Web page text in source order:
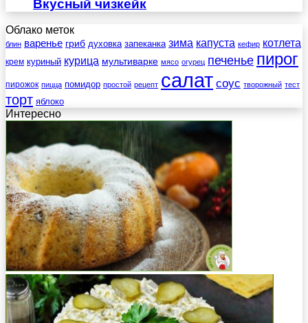
Вкусный чизкейк
Облако меток
блин варенье гриб духовка запеканка зима капуста кефир котлета
крем куриный курица мультиварке мясо огурец печенье пирог
пирожок пицца помидор простой рецепт салат соус творожный тест
торт яблоко
Интересно